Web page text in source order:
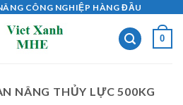
CÔNG NGHIỆP HÀNG ĐẦU
0
NÂNG THỦY LỰC 500KG